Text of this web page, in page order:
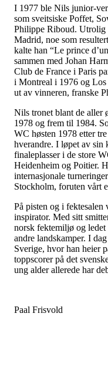
I 1977 ble Nils junior-
som sveitsiske Poffet,
Philippe Riboud. Utrolig
Madrid, noe som
kalte han “Le prince
sammen med Johan
Club de France i Paris
i Montreal i 1976 og Los
ut av vinneren, franske
Nils tronet blant de aller
1978 og frem til 1984.
WC høsten 1978 etter
hverandre. I løpet av sin
finaleplasser i de store
Heidenheim og Poitier.
internasjonale
Stockholm, foruten vårt
På pisten og i fektesalen
inspirator. Med sitt
norsk fektemiljø og
andre landskamper. I
Sverige, hvor han heier
toppscorer på det
ung alder allerede har
Paal Frisvold